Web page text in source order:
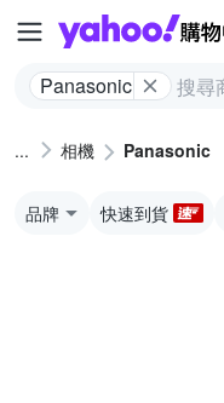
Panasonic
相機 Panasonic
品牌 快速到貨